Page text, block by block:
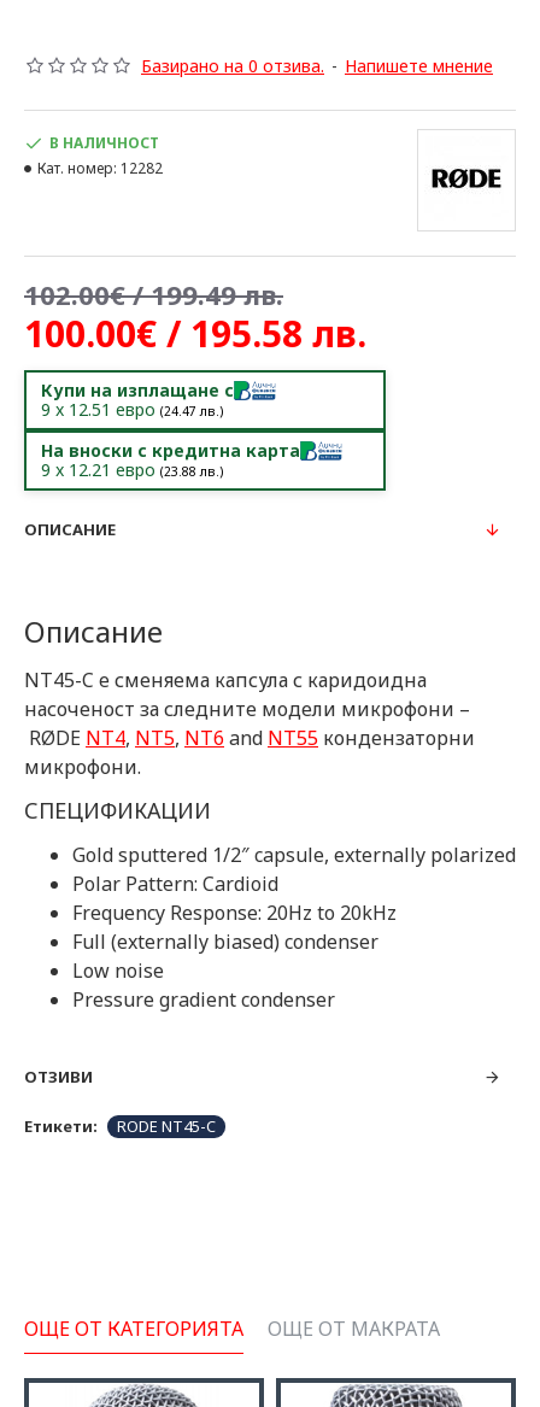
Базирано на 0 отзива. - Напишете мнение
100.00€ / 195.58 лв.
102.00€ / 199.49 лв.
В НАЛИЧНОСТ
Кат. номер: 12282
Купи на изплащане с
9 x 12.51 евро (24.47 лв.)
На вноски с кредитна карта
9 x 12.21 евро (23.88 лв.)
ОПИСАНИЕ
Описание
NT45-C e сменяема капсула с каридоидна
насоченост за следните модели микрофони –
RØDE NT4, NT5, NT6 and NT55 кондензаторни
микрофони.
СПЕЦИФИКАЦИИ
Gold sputtered 1/2″ capsule, externally polarized
Polar Pattern: Cardioid
Frequency Response: 20Hz to 20kHz
Full (externally biased) condenser
Low noise
Pressure gradient condenser
ОТЗИВИ
Етикети: RODE NT45-C
ОЩЕ ОТ КАТЕГОРИЯТА ОЩЕ ОТ МАКРАТА